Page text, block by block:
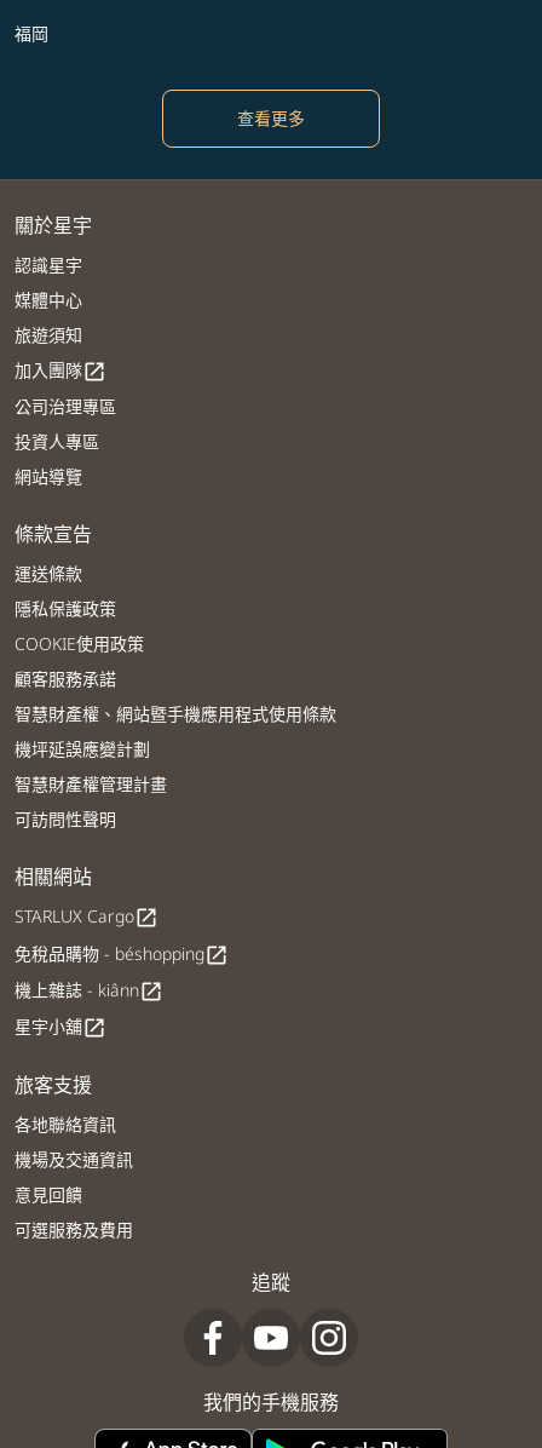
福岡
查看更多
關於星宇
認識星宇
媒體中心
旅遊須知
加入團隊open_in_new
公司治理專區
投資人專區
網站導覽
條款宣告
運送條款
隱私保護政策
COOKIE使用政策
顧客服務承諾
智慧財產權、網站暨手機應用程式使用條款
機坪延誤應變計劃
智慧財產權管理計畫
可訪問性聲明
相關網站
STARLUX Cargoopen_in_new
免稅品購物 - béshoppingopen_in_new
機上雜誌 - kiânnopen_in_new
星宇小舖open_in_new
旅客支援
各地聯絡資訊
機場及交通資訊
意見回饋
可選服務及費用
追蹤
我們的手機服務